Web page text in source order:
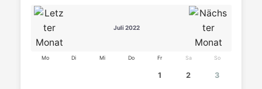
Juli 2022
Mo Di Mi Do Fr Sa So
1 2 3